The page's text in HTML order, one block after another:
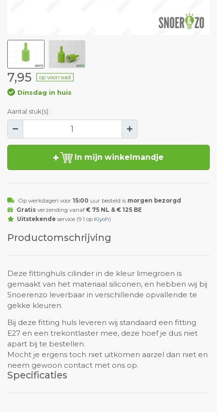
7,95 op voorraad
Dinsdag in huis
Aantal stuk(s) :
In mijn winkelmandje
Op werkdagen voor 15:00 uur besteld is morgen bezorgd
Gratisverzending vanaf € 75 NL & € 125 BE
Uitstekendeservice (9.1 op Kiyoh)
Productomschrijving
Deze fittinghuls cilinder in de kleur limegroen is
gemaakt van het materiaal siliconen, en hebben wij bij
Snoerenzo leverbaar in verschillende opvallende te
gekke kleuren.
Bij deze fitting huls leveren wij standaard een fitting
E27 en een trekontlaster mee, deze hoef je dus niet
apart bij te bestellen.
Mocht je ergens toch niet uitkomen aarzel dan niet en
neem gewoon contact met ons op.
Specificaties